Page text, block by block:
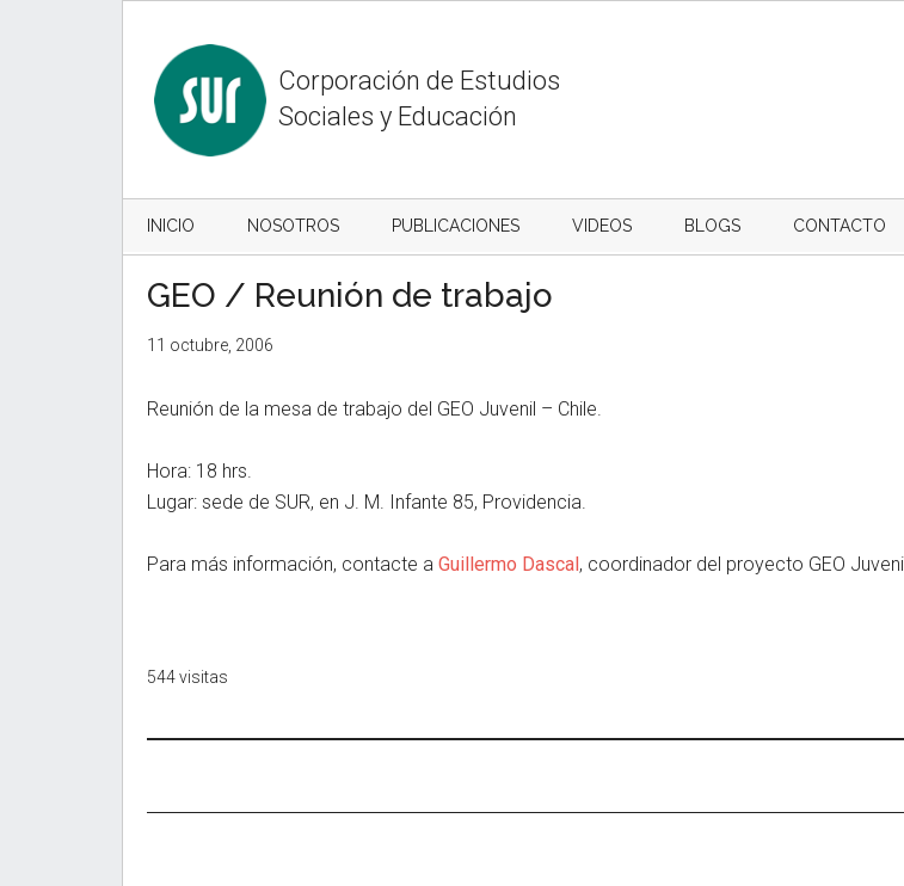
Corporación de Estudios
Sociales y Educación
INICIO NOSOTROS PUBLICACIONES VIDEOS BLOGS CONTACTO
GEO / Reunión de trabajo
11 octubre, 2006
Reunión de la mesa de trabajo del GEO Juvenil – Chile.
Hora: 18 hrs.
Lugar: sede de SUR, en J. M. Infante 85, Providencia.
Para más información, contacte a Guillermo Dascal, coordinador del proyecto GEO
544 visitas